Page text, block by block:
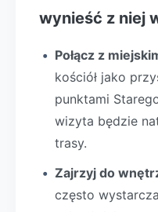
wynieść z niej
Połącz z
kościół jako
punktami
wizyta będzie
trasy.
Zajrzyj do
często